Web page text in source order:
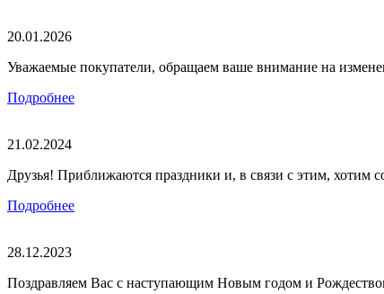
20.01.2026
Уважаемые покупатели, обращаем ваше внимание на
Подробнее
21.02.2024
Друзья! Приближаются праздники и, в связи с этим, хотим
Подробнее
28.12.2023
Поздравляем Вас с наступающим Новым годом и